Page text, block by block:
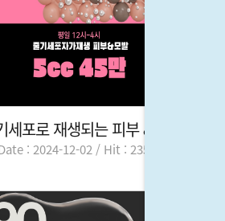
: 2024-12-02 / Hit : 23517